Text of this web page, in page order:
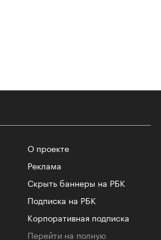
О проекте
Реклама
Скрыть баннеры на РБК
Подписка на РБК
Корпоративная подписка
Перейти на полную